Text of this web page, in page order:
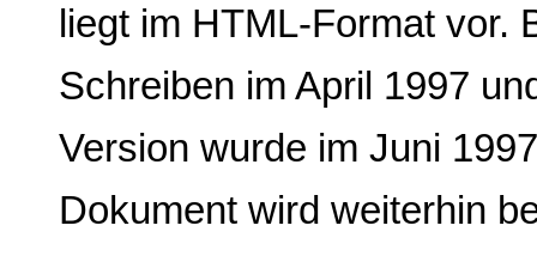
liegt im HTML-Format vor.
Schreiben im April 1997
Version wurde im Juni
Dokument wird weiterhin